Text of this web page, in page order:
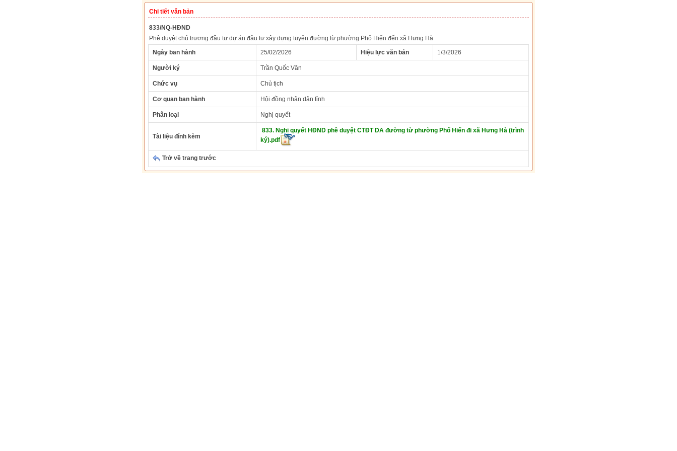
Chi tiết văn bản
833/NQ-HĐND
Phê duyệt chủ trương đầu tư dự án đầu tư xây dựng tuyến đường từ phường Phố Hiến đến xã Hưng Hà
Ngày ban hành
25/02/2026 Hiệu lực văn bản 1/3/2026
Người ký Trần Quốc Văn
Chức vụ Chủ tịch
Cơ quan ban hành Hội đồng nhân dân tỉnh
Phân loại Nghị quyết
Tài liệu đính kèm
833. Nghị quyết HĐND phê duyệt CTĐT DA đường từ phường Phố Hiến đi xã Hưng Hà (trình
ký).pdf
Trở về trang trước